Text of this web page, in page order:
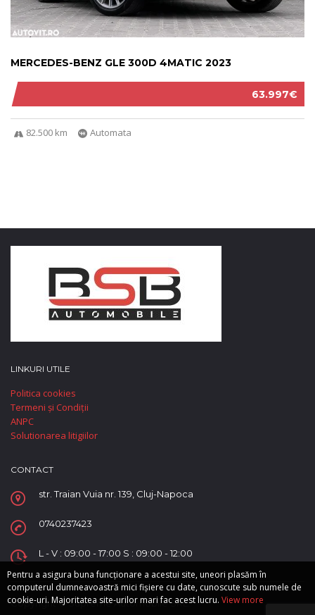
63.997€
MERCEDES-BENZ GLE 300D 4MATIC 2023
82.500 km Automata
LINKURI UTILE
Politica cookies
Termeni și Condiții
ANPC
Solutionarea litigiilor
CONTACT
str. Traian Vuia nr. 139, Cluj-Napoca
0740237423
L - V : 09:00 - 17:00 S : 09:00 - 12:00
Copyright © Supreme Automobile SRL.
Pentru a asigura buna funcționare a acestui site, uneori plasăm în
computerul dumneavoastră mici fișiere cu date, cunoscute sub numele de
cookie-uri. Majoritatea site-urilor mari fac acest lucru. View more